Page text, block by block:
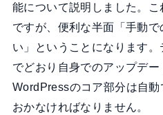
能について説明しました。
ですが、便利な半面「手動
い」ということになります
でどおり自身でのアップデー
WordPressのコア部分は自
おかなければなりません。